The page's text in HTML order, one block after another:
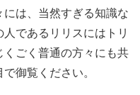
は、当然すぎる知識な
であるリリスにはトリ
くごく普通の方々にも共
御覧ください。